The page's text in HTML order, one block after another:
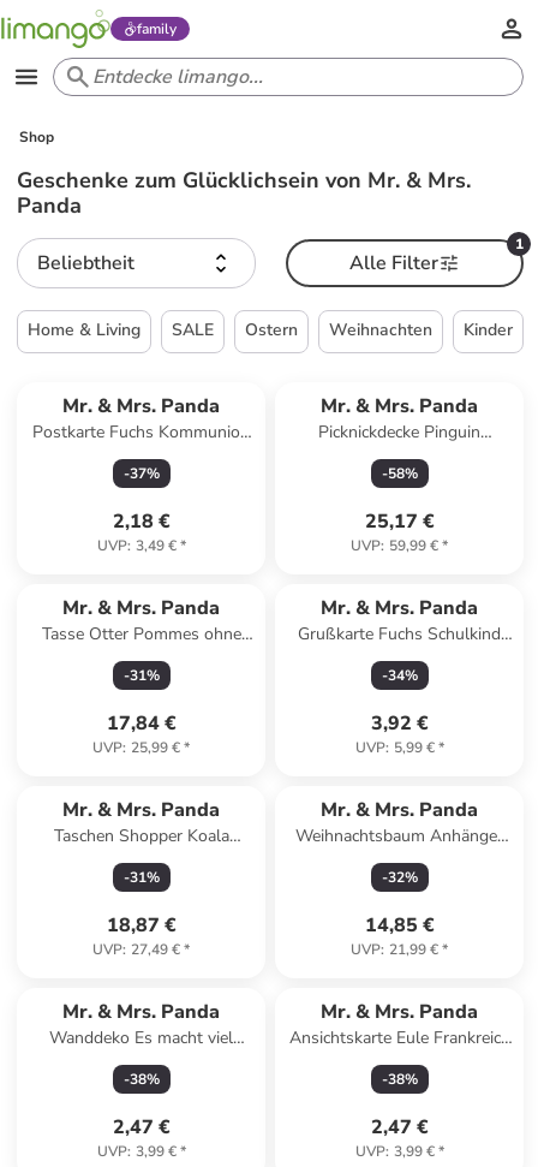
family
Shop
Geschenke zum Glücklichsein von Mr. & Mrs.
Panda
Beliebtheit
1
Alle Filter
Home & Living SALE Ostern Weihnachten Kinder
Mr. & Mrs. Panda
Postkarte Fuchs Kommunion
mit Spruch in Grau Pastell
-37%
2,18 €
UVP: 3,49 €*
Mr. & Mrs. Panda
Picknickdecke Pinguin
Kokosnuss mit Spruch in Bunt
-58%
25,17 €
UVP: 59,99 €*
Mr. & Mrs. Panda
Tasse Otter Pommes ohne
Spruch in Türkis
-31%
17,84 €
UVP: 25,99 €*
Mr. & Mrs. Panda
Grußkarte Fuchs Schulkind
mit Spruch in Weiß
-34%
3,92 €
UVP: 5,99 €*
Mr. & Mrs. Panda
Taschen Shopper Koala
Familie mit Spruch in Blau
Pastell
-31%
18,87 €
UVP: 27,49 €*
Mr. & Mrs. Panda
Weihnachtsbaum Anhänger
Igel Herzen Design ohne... in
Weiß
-32%
14,85 €
UVP: 21,99 €*
Mr. & Mrs. Panda
Wanddeko Es macht viel
wacher,... mit Spruch in
Schwarz
-38%
2,47 €
UVP: 3,99 €*
Mr. & Mrs. Panda
Ansichtskarte Eule Frankreich
Design mit Spruch in Weiß
-38%
2,47 €
UVP: 3,99 €*